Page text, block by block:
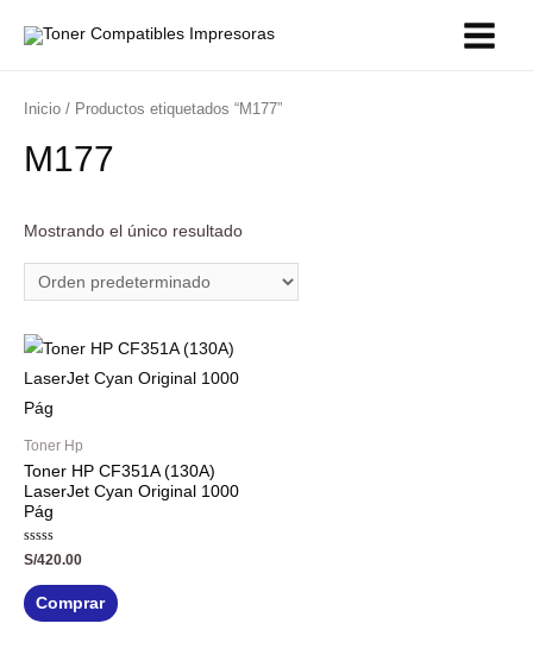
Inicio / Productos etiquetados “M177”
M177
Mostrando el único resultado
Toner Hp
Toner HP CF351A (130A)
LaserJet Cyan Original 1000
Pág
Valorado
con
de
5
S/420.00
Comprar